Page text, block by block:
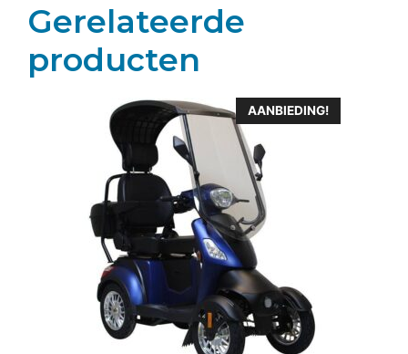
Gerelateerde
producten
AANBIEDING!